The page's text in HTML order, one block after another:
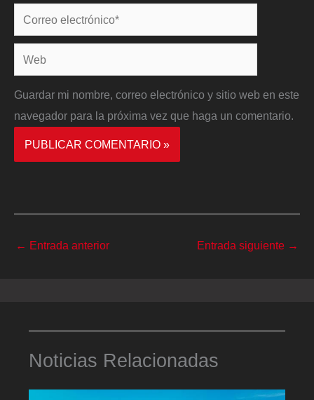
Correo
electrónico*
Web
Guardar mi nombre, correo electrónico y sitio web en este
navegador para la próxima vez que haga un comentario.
← Entrada anterior Entrada siguiente →
Noticias Relacionadas